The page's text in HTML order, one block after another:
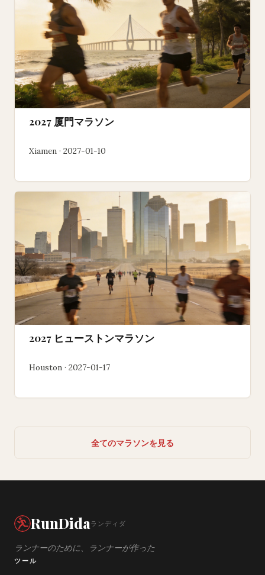
2027 厦門マラソン
Xiamen · 2027-01-10
2027 ヒューストンマラソン
Houston · 2027-01-17
全てのマラソンを見る
RunDidaランディダ
ランナーのために、ランナーが作った
ツール